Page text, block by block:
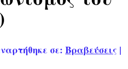
σε: Βραβεύσεις |